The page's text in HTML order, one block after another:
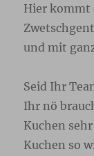
Hier kommt
und mit
Seid Ihr
Ihr nö
Kuchen
Kuchen so